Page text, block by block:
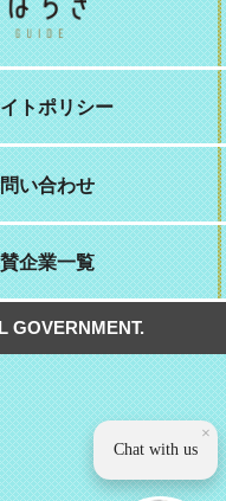
トポリシー
い合わせ
企業一覧
GOVERNMENT.
×
Chat with us